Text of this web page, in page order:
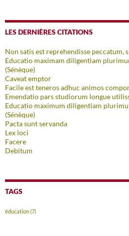
LES DERNIÈRES CITATIONS
Non satis est reprehendisse peccatum,
Educatio maximam diligentiam
(Sénèque)
Caveat emptor
Facile est teneros adhuc animos
Emendatio pars studiorum longue
Educatio maximum diligentiam
(Sénèque)
Pacta sunt servanda
Lex loci
Facere
Debitum
TAGS
éducation(7)